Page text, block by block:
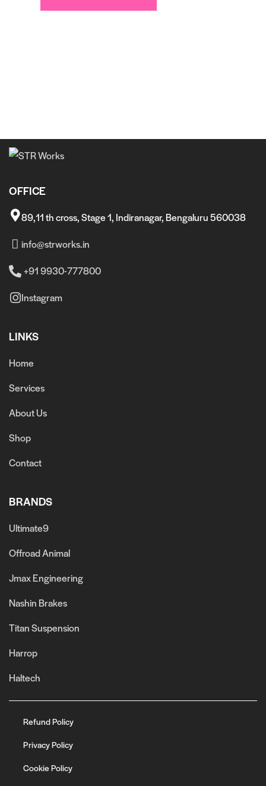
OFFICE
89,11 th cross, Stage 1, Indiranagar, Bengaluru 560038
info@strworks.in
+91 9930-777800
Instagram
LINKS
Home
Services
About Us
Shop
Contact
BRANDS
Ultimate9
Offroad Animal
Jmax Engineering
Nashin Brakes
Titan Suspension
Harrop
Haltech
Refund Policy
Privacy Policy
Cookie Policy